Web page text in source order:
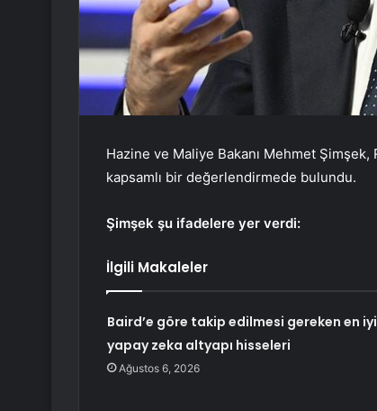
Hazine ve Maliye Bakanı Mehmet
kapsamlı bir değerlendirmede bulundu.
Şimşek şu ifadelere yer verdi:
İlgili Makaleler
Baird’e göre takip edilmesi gereken en iyi
yapay zeka altyapı hisseleri
Ağustos 6, 2026